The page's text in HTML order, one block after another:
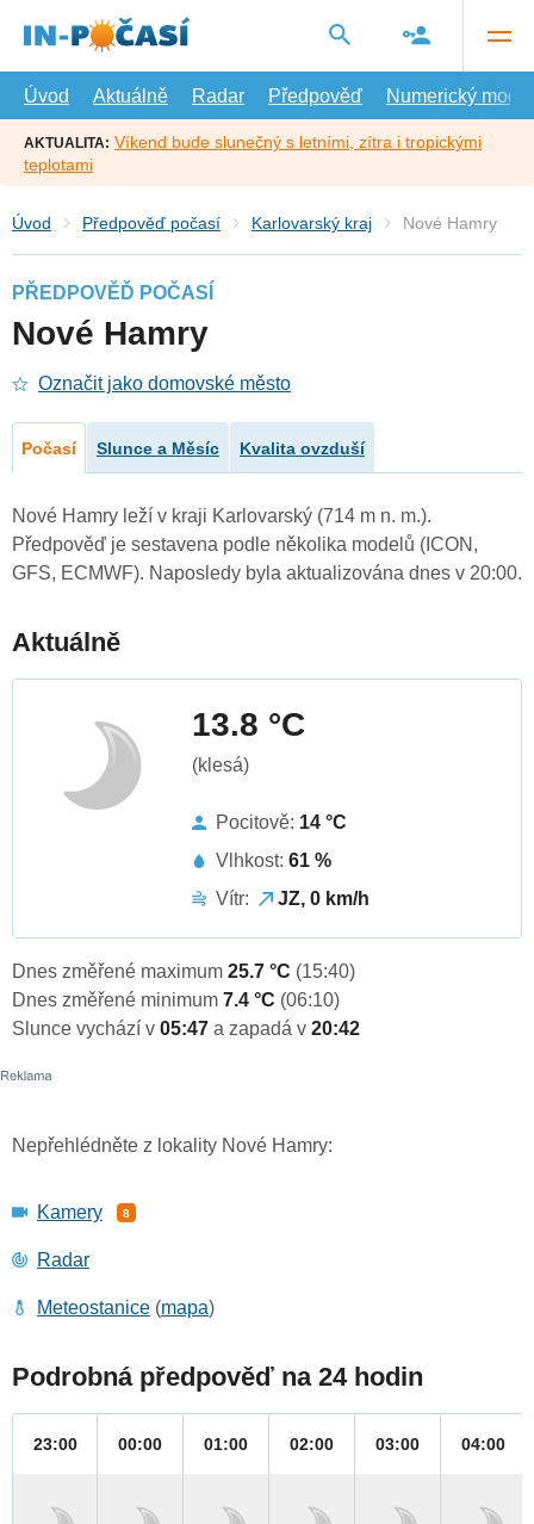
hlavní
Úvod
Aktuálně Radar Předpověď Numerický model
AKTUALITA: Víkend bude slunečný s letními, zítra i tropickými
teplotami
Úvod Předpověď počasí Karlovarský kraj Nové Hamry
PŘEDPOVĚĎ POČASÍ
Nové Hamry
Označit jako domovské město
Počasí Slunce a Měsíc Kvalita ovzduší
Nové Hamry leží v kraji Karlovarský (714 m n. m.).
Předpověď je sestavena podle několika modelů (ICON,
GFS, ECMWF). Naposledy byla aktualizována dnes v 20:00.
Aktuálně
13.8 °C
(klesá)
Pocitově: 14 °C
Vlhkost: 61 %
Vítr:
JZ, 0 km/h
Dnes změřené maximum 25.7 °C (15:40)
Dnes změřené minimum 7.4 °C (06:10)
Slunce vychází v 05:47 a zapadá v 20:42
Nepřehlédněte z lokality Nové Hamry:
Kamery 8
Radar
Meteostanice (mapa)
Podrobná předpověď na 24 hodin
23:00 00:00 01:00 02:00 03:00 04:00